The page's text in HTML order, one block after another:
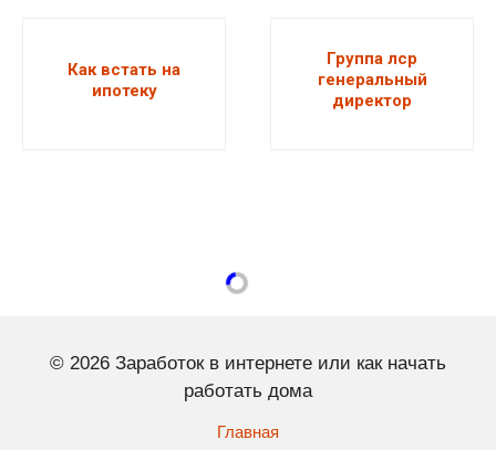
Как встать на
ипотеку
Группа лср
генеральный
директор
© 2026 Заработок в интернете или как начать
работать дома
Главная